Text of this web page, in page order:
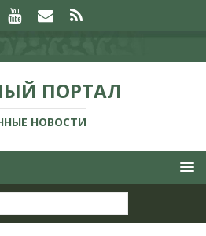
ПОРТАЛ
НОВОСТИ